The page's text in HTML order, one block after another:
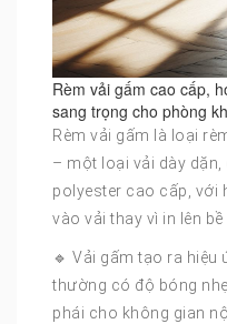
Rèm vải gấm cao cấp,
sang trọng cho phòng
Rèm vải gấm là loại
– một loại vải dày
polyester cao cấp, với
vào vải thay vì in lên bề
🔹 Vải gấm tạo ra hiệu
thường có độ bóng
phái cho không gian